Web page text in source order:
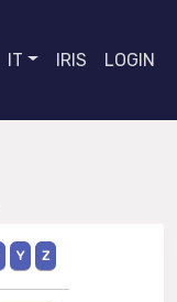
IT IRIS LOGIN
Y Z